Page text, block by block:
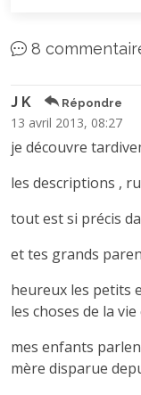
8
J K Répondre
13 avril 2013, 08:27
je découvre
les descriptions ,
tout est si précis
et tes grands
heureux les petits
les choses de la
mes enfants
mère disparue